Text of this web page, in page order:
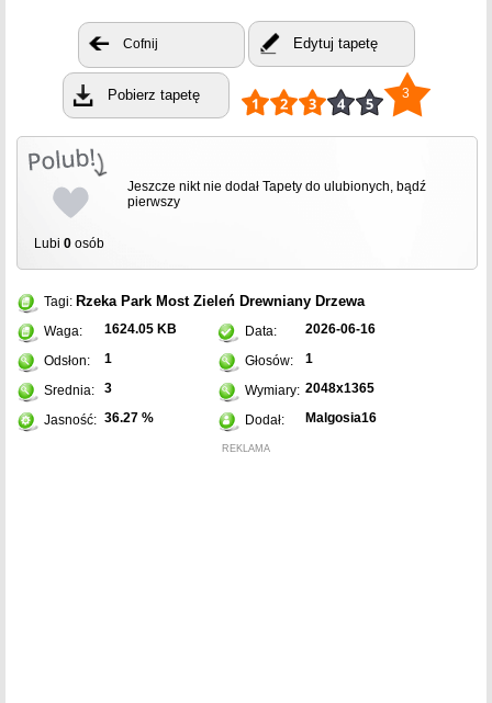
Cofnij Edytuj tapetę
Pobierz tapetę 3
Lubi 0 osób
Jeszcze nikt nie dodał Tapety do ulubionych, bądź
pierwszy
Tagi: Rzeka Park Most Zieleń Drewniany Drzewa
Waga: 1624.05 KB Data: 2026-06-16
Odsłon: 1 Głosów: 1
Srednia: 3 Wymiary: 2048x1365
Jasność: 36.27 % Dodał: Malgosia16
REKLAMA